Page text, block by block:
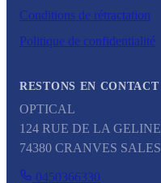
Conditions de rétractation
Politique de confidentialité
RESTONS EN CONTACT
OPTICAL
124 RUE DE LA GELINE
74380 CRANVES SALES
0450366330